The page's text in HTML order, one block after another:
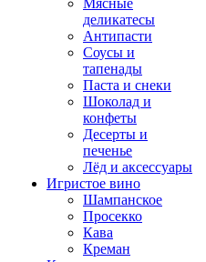
Мясные
деликатесы
Антипасти
Соусы и
тапенады
Паста и снеки
Шоколад и
конфеты
Десерты и
печенье
Лёд и аксессуары
Игристое вино
Шампанское
Просекко
Кава
Креман